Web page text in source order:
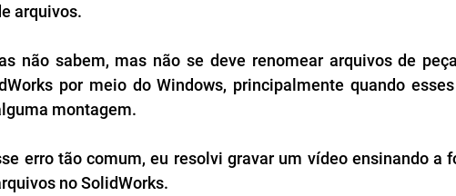
arquivos.
não sabem, mas não se deve renomear arquivos de
por meio do Windows, principalmente quando
montagem.
erro tão comum, eu resolvi gravar um vídeo ensinando a
no SolidWorks.